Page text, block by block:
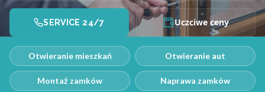
SERVICE 24/7 Uczciwe ceny
Otwieranie mieszkań Otwieranie aut
Montaż zamków Naprawa zamków